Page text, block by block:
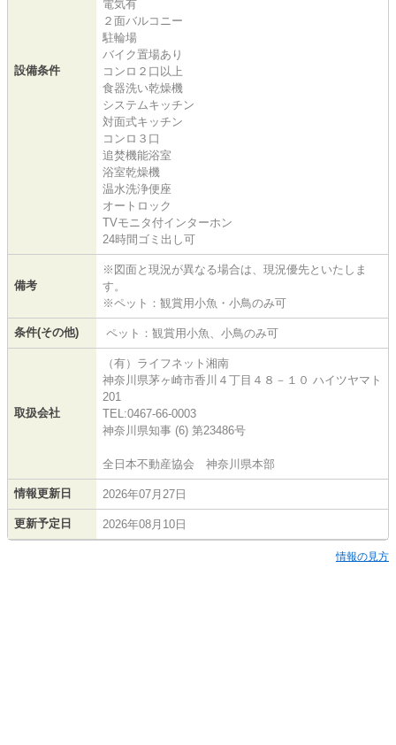
設備条件
電気有
２面バルコニー
駐輪場
バイク置場あり
コンロ２口以上
食器洗い乾燥機
システムキッチン
対面式キッチン
コンロ３口
追焚機能浴室
浴室乾燥機
温水洗浄便座
オートロック
TVモニタ付インターホン
24時間ゴミ出し可
備考
※図面と現況が異なる場合は、現況優先といたしま
す。
※ペット：観賞用小魚・小鳥のみ可
条件(その他) ペット：観賞用小魚、小鳥のみ可
取扱会社
（有）ライフネット湘南
神奈川県茅ヶ崎市香川４丁目４８－１０ ハイツヤマト
201
TEL:0467-66-0003
神奈川県知事 (6) 第23486号
全日本不動産協会 神奈川県本部
情報更新日 2026年07月27日
更新予定日 2026年08月10日
情報の見方